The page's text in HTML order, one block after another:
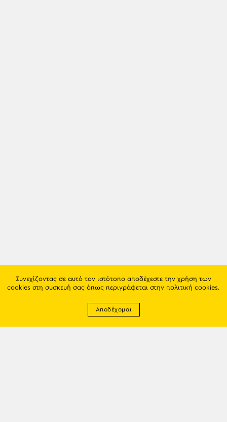
Συνεχίζοντας σε αυτό τον ιστότοπο αποδέχεστε την χρήση των
cookies στη συσκευή σας όπως περιγράφεται στην πολιτική cookies.
Αποδέχομαι